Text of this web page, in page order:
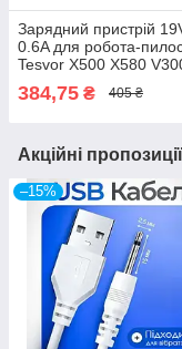
Зарядний пристрій
0.6A для робота-
Tesvor X500 X580
M1 N1 S3 S6 T8 /
N79S N79 | iBot Vac
384,75 ₴ 405 ₴
Акційні
–15%